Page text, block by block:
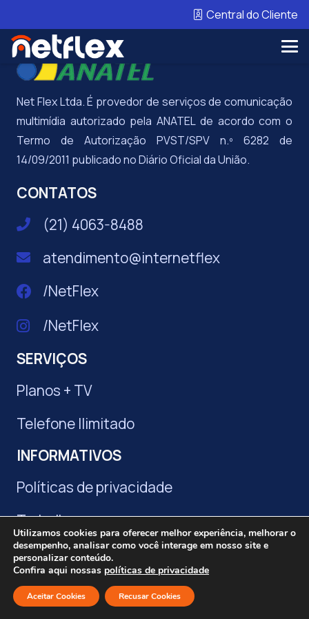
Central do Cliente
Net Flex Ltda. É provedor de serviços de comunicação
multimídia autorizado pela ANATEL de acordo com o
Termo de Autorização PVST/SPV n.º 6282 de
14/09/2011 publicado no Diário Oficial da União.
CONTATOS
(21) 4063-8488
atendimento@internetflex
/NetFlex
/NetFlex
SERVIÇOS
Planos + TV
Telefone Ilimitado
INFORMATIVOS
Políticas de privacidade
Trabalhe conosco
Powered By
Utilizamos cookies para oferecer melhor experiência, melhorar o
desempenho, analisar como você interage em nosso site e
personalizar conteúdo.
Confira aqui nossas políticas de privacidade
Aceitar Cookies Recusar Cookies